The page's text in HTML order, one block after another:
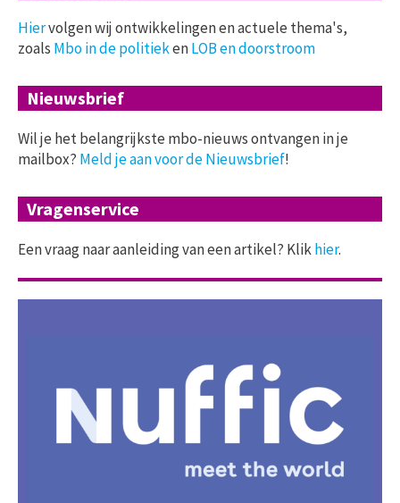
Hiervolgen wij ontwikkelingen en actuele thema's,
zoals Mbo in de politiekenLOB en doorstroom
Nieuwsbrief
Wil je het belangrijkste mbo-nieuws ontvangen in je
mailbox? Meld je aan voor de Nieuwsbrief!
Vragenservice
Een vraag naar aanleiding van een artikel? Klikhier.